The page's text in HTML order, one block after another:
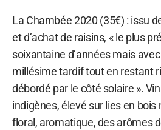
La Chambée 2020 (35€) : issu
et d’achat de raisins, « le plus
soixantaine d’années mais
millésime tardif tout en restant
débordé par le côté solaire ».
indigènes, élevé sur lies en
floral, aromatique, des arômes